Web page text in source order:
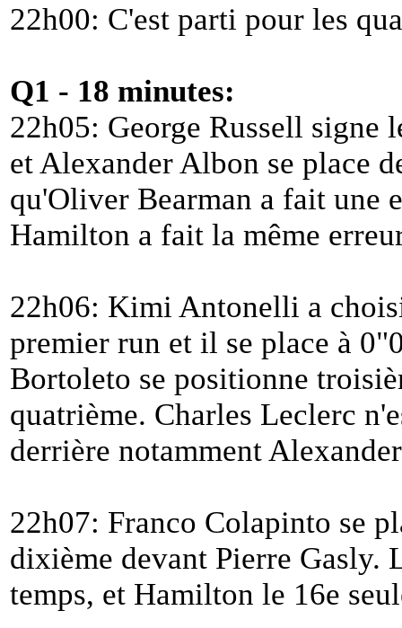
22h00: C'est parti pour les
Q1 - 18 minutes:
22h05: George Russell signe
et Alexander Albon se place
qu'Oliver Bearman a fait une
Hamilton a fait la même
22h06: Kimi Antonelli a
premier run et il se place à
Bortoleto se positionne
quatrième. Charles Leclerc
derrière notamment
22h07: Franco Colapinto se
dixième devant Pierre Gasly.
temps, et Hamilton le 16e